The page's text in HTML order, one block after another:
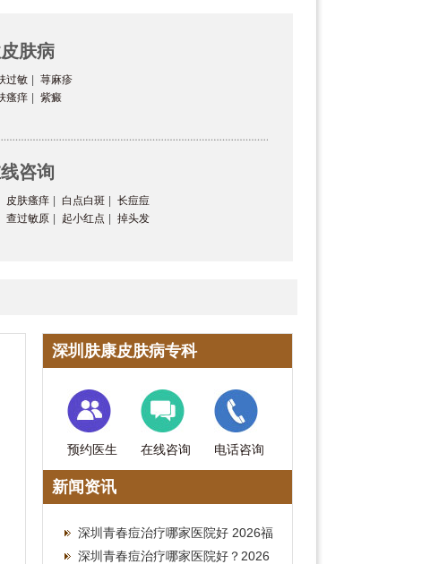
肤病
过敏
荨麻疹
瘙痒 紫癜
咨询
皮肤瘙痒 白点白斑
长痘痘
查过敏原 起小红点 掉头发
深圳肤康皮肤病专科
预约医生 在线咨询 电话咨询
新闻资讯
深圳青春痘治疗哪家医院好 2026福
田皮肤科祛痘费用参考
深圳青春痘治疗哪家医院好？2026